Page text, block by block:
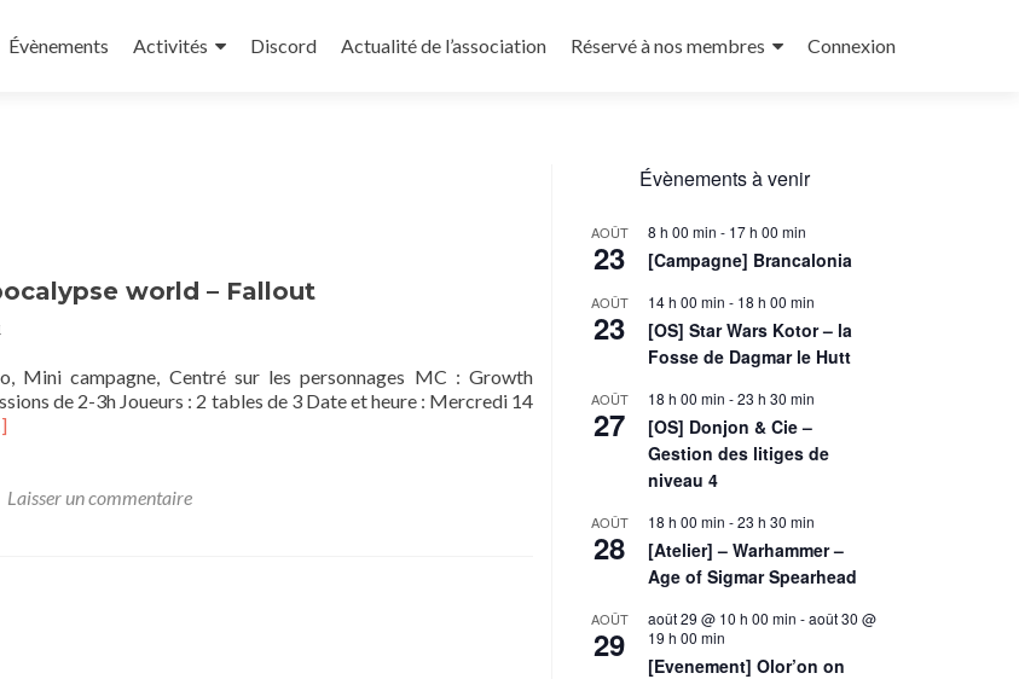
Évènements Activités Discord Actualité de l’association Réservé à nos membres Connexion
world – Fallout
Mini campagne, Centré sur les personnages MC : Growth
de 2-3h Joueurs : 2 tables de 3 Date et heure : Mercredi 14
Laisser un commentaire
Évènements à venir
AOÛT
23
8 h 00 min - 17 h 00 min
[Campagne] Brancalonia
AOÛT
23
14 h 00 min - 18 h 00 min
[OS] Star Wars Kotor – la
Fosse de Dagmar le Hutt
AOÛT
27
18 h 00 min -23 h 30 min
[OS] Donjon & Cie –
Gestion des litiges de
niveau 4
AOÛT
28
18 h 00 min -23 h 30 min
[Atelier] – Warhammer –
Age of Sigmar Spearhead
AOÛT
29
août 29 @ 10 h 00 min -août 30 @
19 h 00 min
[Evenement] Olor’on on